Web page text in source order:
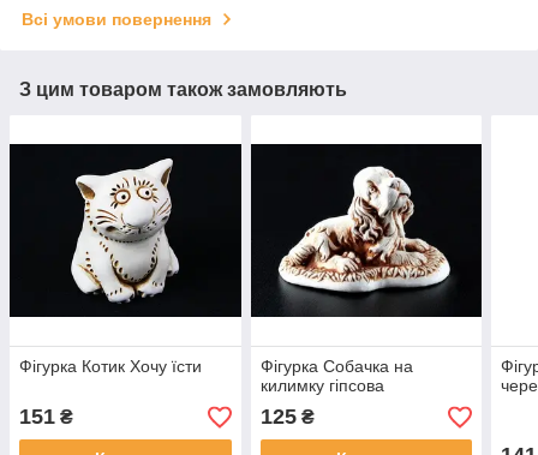
Всі умови повернення
З цим товаром також замовляють
Фігурка Котик Хочу їсти
151 ₴
Фігурка Собачка на
килимку гіпсова
125₴